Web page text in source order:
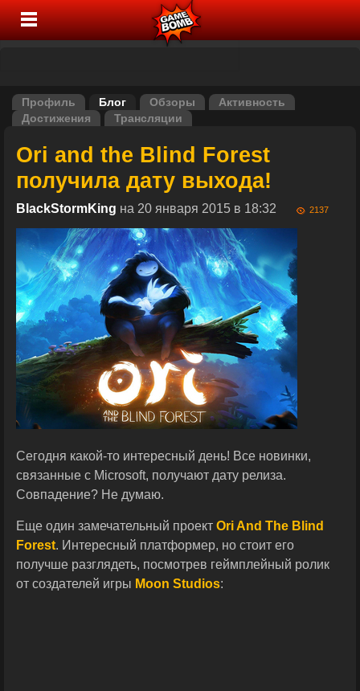
Профиль Блог Обзоры
Активность
Достижения
Трансляции
Ori and the Blind Forest
получила дату выхода!
BlackStormKing на 20 января 2015 в 18:32 2137
Сегодня какой-то интересный день! Все новинки,
связанные с Microsoft, получают дату релиза.
Совпадение? Не думаю.
Еще один замечательный проект Ori And The Blind
Forest. Интересный платформер, но стоит его
получше разглядеть, посмотрев геймплейный ролик
от создателей игры Moon Studios: